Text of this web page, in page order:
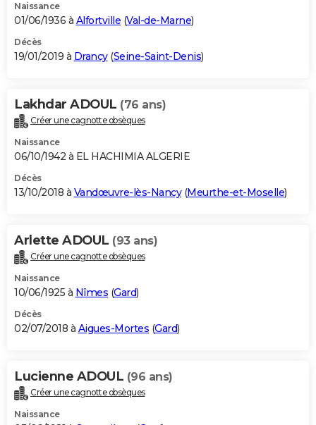
Naissance
01/06/1936 à Alfortville (Val-de-Marne)
Décès
19/01/2019 à Drancy(Seine-Saint-Denis)
Lakhdar ADOUL (76 ans)
Créer une cagnotte obsèques
Naissance
06/10/1942 à EL HACHIMIA ALGERIE
Décès
13/10/2018 à Vandœuvre-lès-Nancy(Meurthe-et-Moselle)
Arlette ADOUL (93 ans)
Créer une cagnotte obsèques
Naissance
10/06/1925 à Nîmes (Gard)
Décès
02/07/2018 à Aigues-Mortes (Gard)
Lucienne ADOUL (96 ans)
Créer une cagnotte obsèques
Naissance